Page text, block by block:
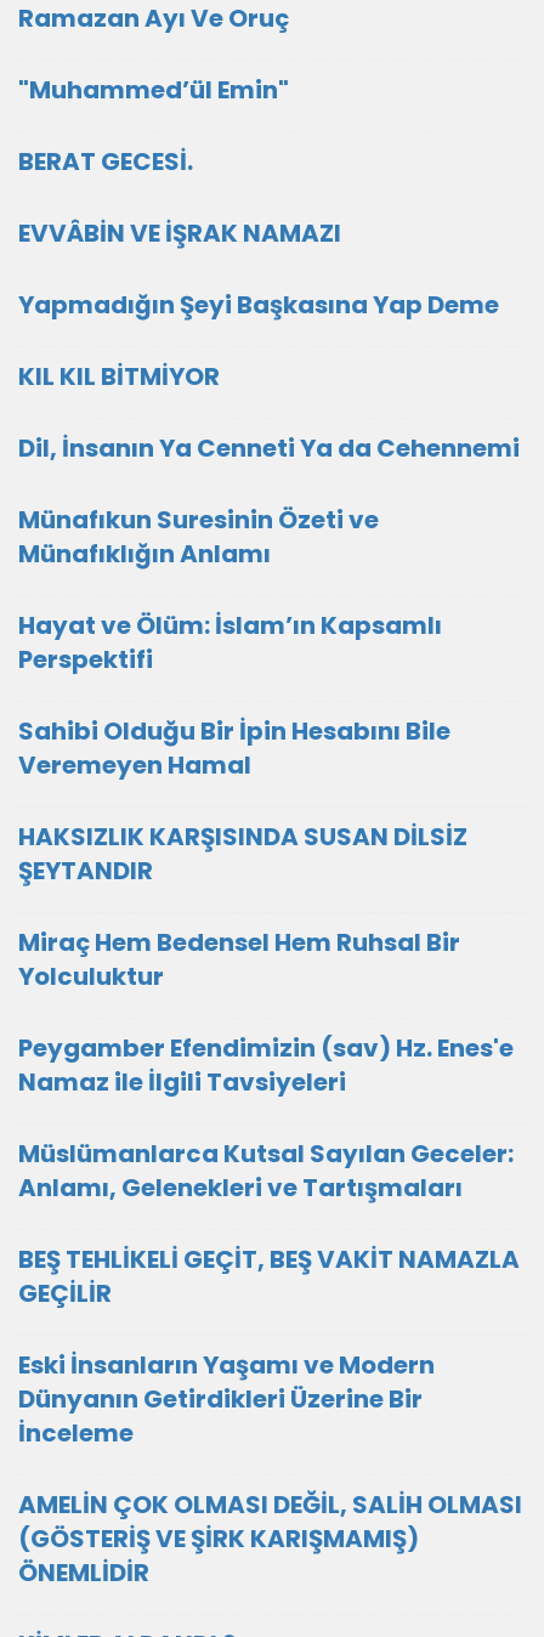
Ramazan Ayı Ve Oruç
"Muhammed’ül Emin"
BERAT GECESİ.
EVVÂBİN VE İŞRAK NAMAZI
Yapmadığın Şeyi Başkasına Yap Deme
KIL KIL BİTMİYOR
Dil, İnsanın Ya Cenneti Ya da Cehennemi
Münafıkun Suresinin Özeti ve
Münafıklığın Anlamı
Hayat ve Ölüm: İslam’ın Kapsamlı
Perspektifi
Sahibi Olduğu Bir İpin Hesabını Bile
Veremeyen Hamal
HAKSIZLIK KARŞISINDA SUSAN DİLSİZ
ŞEYTANDIR
Miraç Hem Bedensel Hem Ruhsal Bir
Yolculuktur
Peygamber Efendimizin (sav) Hz. Enes'e
Namaz ile İlgili Tavsiyeleri
Müslümanlarca Kutsal Sayılan Geceler:
Anlamı, Gelenekleri ve Tartışmaları
BEŞ TEHLİKELİ GEÇİT, BEŞ VAKİT NAMAZLA
GEÇİLİR
Eski İnsanların Yaşamı ve Modern
Dünyanın Getirdikleri Üzerine Bir
İnceleme
AMELİN ÇOK OLMASI DEĞİL, SALİH OLMASI
(GÖSTERİŞ VE ŞİRK KARIŞMAMIŞ)
ÖNEMLİDİR